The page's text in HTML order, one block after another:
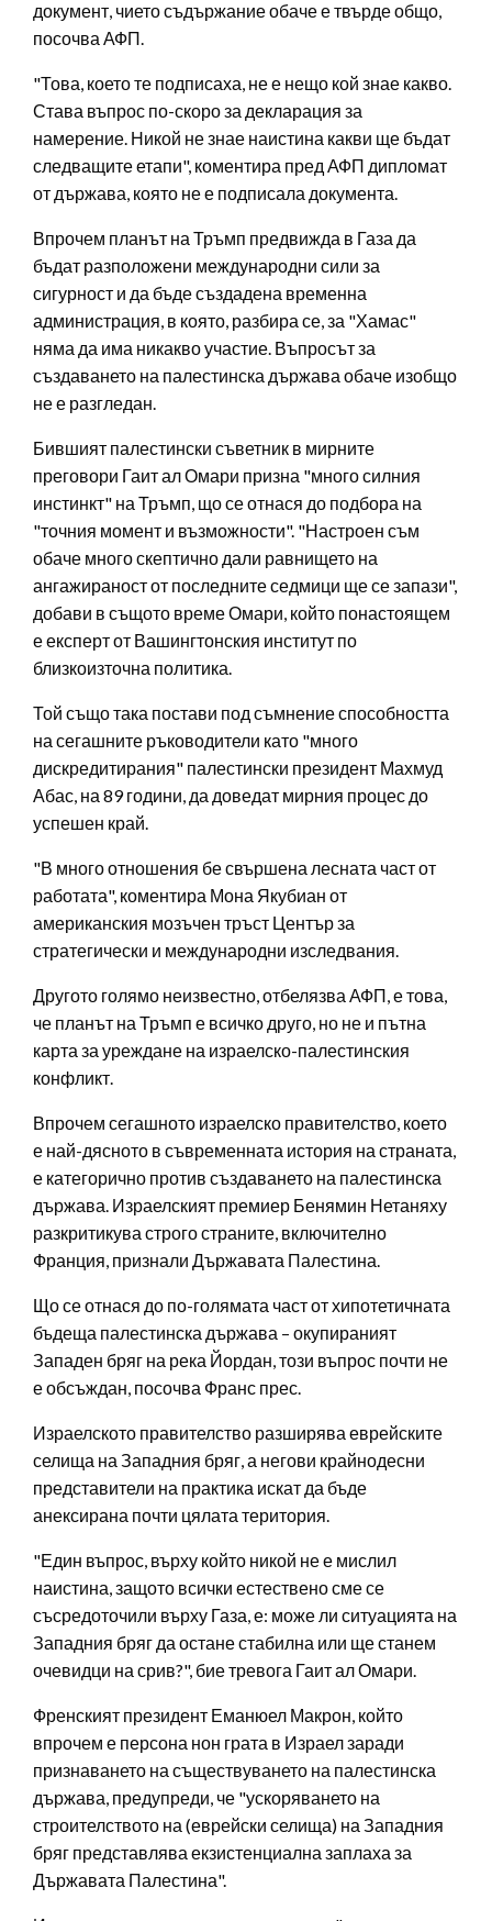
документ, чието съдържание обаче е твърде общо,
посочва АФП.
"Това, което те подписаха, не е нещо кой знае какво.
Става въпрос по-скоро за декларация за
намерение. Никой не знае наистина какви ще бъдат
следващите етапи", коментира пред АФП дипломат
от държава, която не е подписала документа.
Впрочем планът на Тръмп предвижда в Газа да
бъдат разположени международни сили за
сигурност и да бъде създадена временна
администрация, в която, разбира се, за "Хамас"
няма да има никакво участие. Въпросът за
създаването на палестинска държава обаче изобщо
не е разгледан.
Бившият палестински съветник в мирните
преговори Гаит ал Омари призна "много силния
инстинкт" на Тръмп, що се отнася до подбора на
"точния момент и възможности". "Настроен съм
обаче много скептично дали равнището на
ангажираност от последните седмици ще се запази",
добави в същото време Омари, който понастоящем
е експерт от Вашингтонския институт по
близкоизточна политика.
Той също така постави под съмнение способността
на сегашните ръководители като "много
дискредитирания" палестински президент Махмуд
Абас, на 89 години, да доведат мирния процес до
успешен край.
"В много отношения бе свършена лесната част от
работата", коментира Мона Якубиан от
американския мозъчен тръст Център за
стратегически и международни изследвания.
Другото голямо неизвестно, отбелязва АФП, е това,
че планът на Тръмп е всичко друго, но не и пътна
карта за уреждане на израелско-палестинския
конфликт.
Впрочем сегашното израелско правителство, което
е най-дясното в съвременната история на страната,
е категорично против създаването на палестинска
държава. Израелският премиер Бенямин Нетаняху
разкритикува строго страните, включително
Франция, признали Държавата Палестина.
Що се отнася до по-голямата част от хипотетичната
бъдеща палестинска държава – окупираният
Западен бряг на река Йордан, този въпрос почти не
е обсъждан, посочва Франс прес.
Израелското правителство разширява еврейските
селища на Западния бряг, а негови крайнодесни
представители на практика искат да бъде
анексирана почти цялата територия.
"Един въпрос, върху който никой не е мислил
наистина, защото всички естествено сме се
съсредоточили върху Газа, е: може ли ситуацията на
Западния бряг да остане стабилна или ще станем
очевидци на срив?", бие тревога Гаит ал Омари.
Френският президент Еманюел Макрон, който
впрочем е персона нон грата в Израел заради
признаването на съществуването на палестинска
държава, предупреди, че "ускоряването на
строителството на (еврейски селища) на Западния
бряг представлява екзистенциална заплаха за
Държавата Палестина".